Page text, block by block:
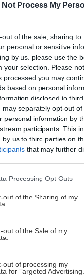
Not Process My
out of the sale, sharing to
personal or sensitive
by us, please use the
your selection. Please
processed you may
based on personal
disclosed to
may separately opt-out
personal information by
participants. This
by us to third parties on
that may further
Processing Opt Outs
out of the Sharing of my
out of the Sale of my
out of processing my
for Targeted Advertising.
2015